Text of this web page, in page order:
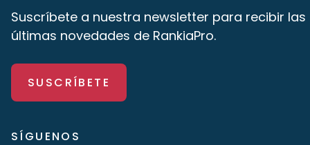
Suscríbete a nuestra newsletter para recibir las
últimas novedades de RankiaPro.
SUSCRÍBETE
SÍGUENOS